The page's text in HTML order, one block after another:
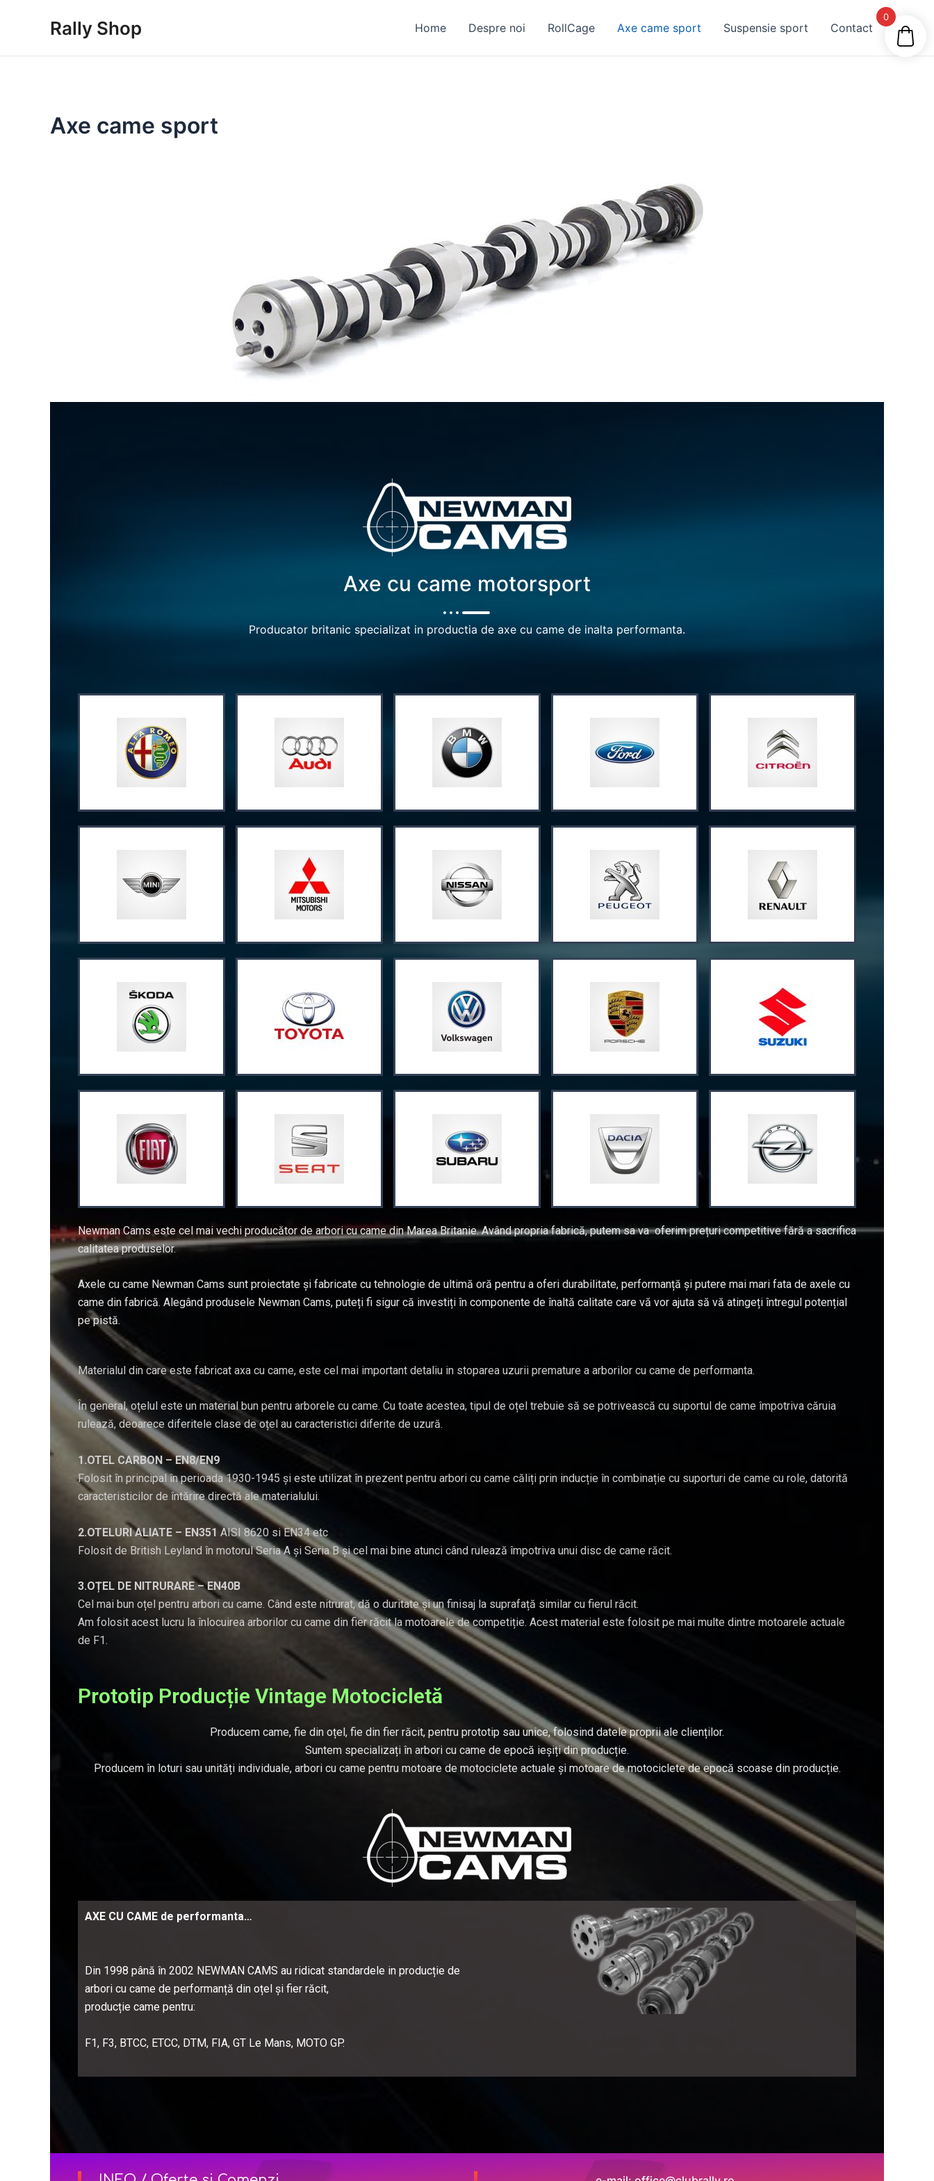
Rally Shop Home Despre noi RollCage Axe came sport Suspensie sport Contact
Axe came sport
Axe cu came motorsport
Producator britanic specializat in productia de axe cu came de inalta performanta.
Newman Cams este cel mai vechi producător de arbori cu came din Marea Britanie. Având propria fabrică, putem sa va oferim prețuri competitive fără a sacrifica
calitatea produselor.
Axele cu came Newman Cams sunt proiectate și fabricate cu tehnologie de ultimă oră pentru a oferi durabilitate, performanță și putere mai mari fata de axele cu
came din fabrică. Alegând produsele Newman Cams, puteți fi sigur că investiți în componente de înaltă calitate care vă vor ajuta să vă atingeți întregul potențial
pe pistă.
Materialul din care este fabricat axa cu came, este cel mai important detaliu in stoparea uzurii premature a arborilor cu came de performanta.
În general, oțelul este un material bun pentru arborele cu came. Cu toate acestea, tipul de oțel trebuie să se potrivească cu suportul de came împotriva căruia
rulează, deoarece diferitele clase de oțel au caracteristici diferite de uzură.
1.OTEL CARBON – EN8/EN9
Folosit în principal în perioada 1930-1945 și este utilizat în prezent pentru arbori cu came căliți prin inducție în combinație cu suporturi de came cu role, datorită
caracteristicilor de întărire directă ale materialului.
2.OTELURI ALIATE – EN351 AISI 8620 si EN34 etc
Folosit de British Leyland în motorul Seria A și Seria B și cel mai bine atunci când rulează împotriva unui disc de came răcit.
3.OȚEL DE NITRURARE – EN40B
Cel mai bun oțel pentru arbori cu came. Când este nitrurat, dă o duritate și un finisaj la suprafață similar cu fierul răcit.
Am folosit acest lucru la înlocuirea arborilor cu came din fier răcit la motoarele de competiție. Acest material este folosit pe mai multe dintre motoarele actuale
de F1.
Prototip Producție Vintage Motocicletă
Producem came, fie din oțel, fie din fier răcit, pentru prototip sau unice, folosind datele proprii ale clienților.
Suntem specializați în arbori cu came de epocă ieșiți din producție.
Producem în loturi sau unități individuale, arbori cu came pentru motoare de motociclete actuale și motoare de motociclete de epocă scoase din producție.
AXE CU CAME de performanta…
Din 1998 până în 2002 NEWMAN CAMS au ridicat standardele in producție de
arbori cu came de performanță din oțel și fier răcit,
producție came pentru:
F1, F3, BTCC, ETCC, DTM, FIA, GT Le Mans, MOTO GP.
0